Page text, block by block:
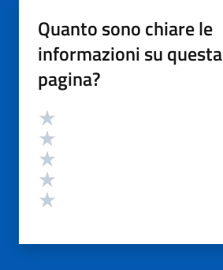
Quanto sono chiare le
informazioni su questa
pagina?
Valutazione